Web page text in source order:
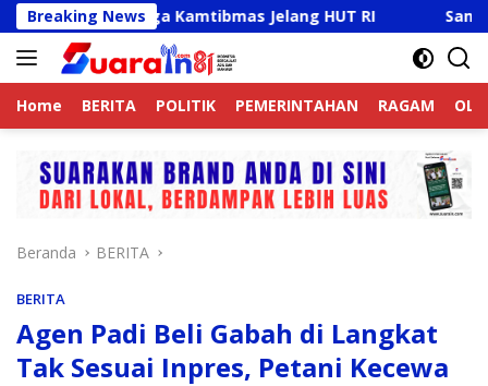
Langsung
ke
konten
Breaking News
Jaga Kamtibmas Jelang HUT RI Sambut HUT RI
Home BERITA POLITIK PEMERINTAHAN RAGAM
Beranda BERITA
BERITA
Agen Padi Beli Gabah di Langkat
Tak Sesuai Inpres, Petani Kecewa